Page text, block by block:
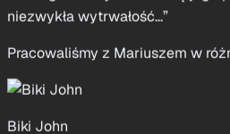
“Miałem przyjemność
okazał się kompetentnym i
Szczególnie wyróżniała się jego
niezwykła wytrwałość...”